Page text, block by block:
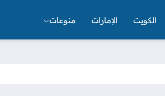
الكويت الإمارات منوعات